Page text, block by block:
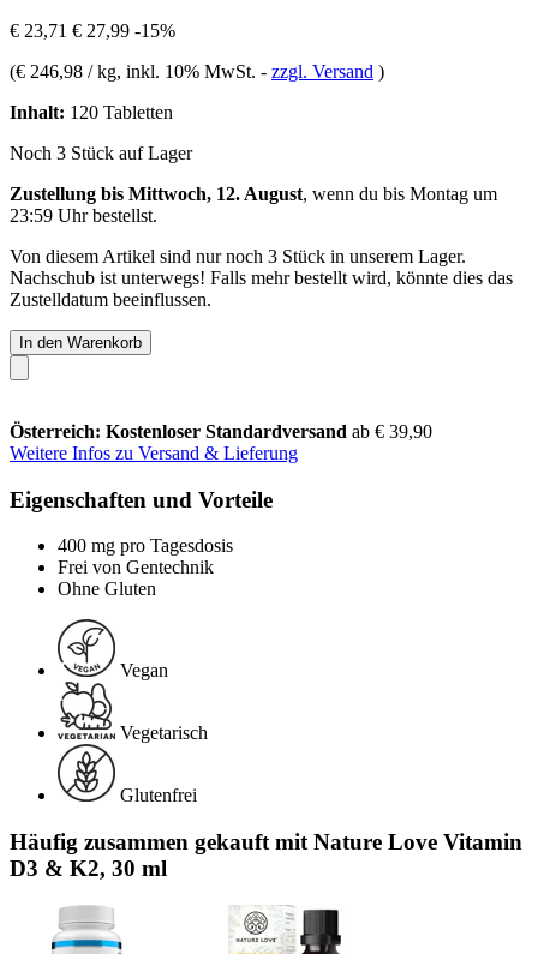
€ 23,71 € 27,99 -15%
(€ 246,98 / kg, inkl. 10% MwSt. - zzgl. Versand )
Inhalt: 120 Tabletten
Noch 3 Stück auf Lager
Zustellung bis Mittwoch, 12. August, wenn du bis Montag um
23:59 Uhrbestellst.
Von diesem Artikel sind nur noch 3 Stück in unserem Lager.
Nachschub ist unterwegs! Falls mehr bestellt wird, könnte dies das
Zustelldatum beeinflussen.
In den Warenkorb
Österreich: Kostenloser Standardversand ab € 39,90
Weitere Infos zu Versand & Lieferung
Eigenschaften und Vorteile
400 mg pro Tagesdosis
Frei von Gentechnik
Ohne Gluten
Vegan
Vegetarisch
Glutenfrei
Häufig zusammen gekauft mit Nature Love Vitamin
D3 & K2, 30 ml